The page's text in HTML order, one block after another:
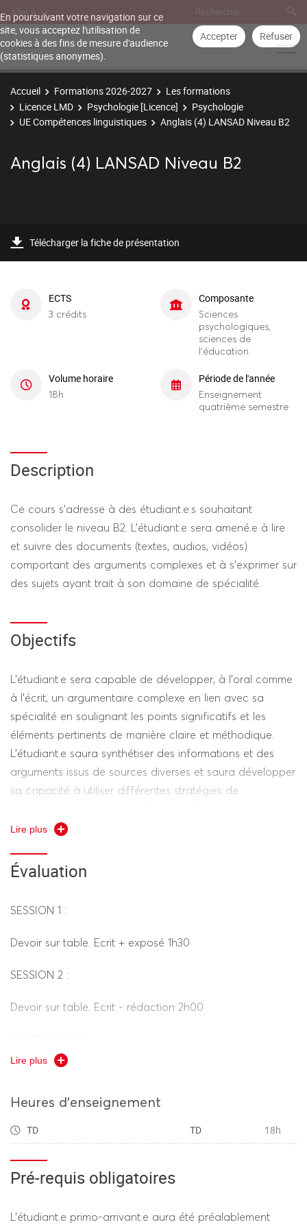
En poursuivant votre navigation sur ce
site, vous acceptez l'utilisation de
cookies à des fins de mesure d'audience
(statistiques anonymes).
Accepter Refuser
Aller à
Accueil Formations 2026-2027
Les formations
Licence LMD
Psychologie [Licence]
Psychologie
UE Compétences linguistiques
Anglais (4) LANSAD Niveau B2
Anglais (4) LANSAD Niveau B2
Télécharger la fiche de présentation
ECTS
3 crédits
Composante
Sciences
psychologiques,
sciences de
l'éducation
Volume horaire
18h
Période de l'année
Enseignement
quatrième semestre
Description
Ce cours s'adresse à des étudiant.e.s souhaitant
consolider le niveau B2. L'étudiant.e sera amené.e à lire
et suivre des documents (textes, audios, vidéos)
comportant des arguments complexes et à s'exprimer sur
des sujets ayant trait à son domaine de spécialité.
Objectifs
L'étudiant.e sera capable de développer, à l'oral comme
à l'écrit, un argumentaire complexe en lien avec sa
spécialité en soulignant les points significatifs et les
éléments pertinents de manière claire et méthodique.
L'étudiant.e saura synthétiser des informations et des
arguments issus de sources diverses et saura développer
sa capacité à utiliser différentes stratégies de
points forts ainsi que la vérification de sa compréhension
Lire plus
Évaluation
SESSION 1 :
Devoir sur table. Ecrit + exposé 1h30
SESSION 2 :
Devoir sur table. Ecrit - rédaction 2h00
Devoir sur table. Ecrit - rédaction 2h00
REPARTITION DE LA NOTE FINALE :
SESSION 1: Contrôle continu
obligatoirement lieu pendant les 12 séances de cours
comme suit :
- 2 examens sur table [1 à mi- semestre (en semaine 6) et
Lire plus
Heures d'enseignement
TD TD 18h
Pré-requis obligatoires
L'étudiant.e primo-arrivant.e aura été préalablement